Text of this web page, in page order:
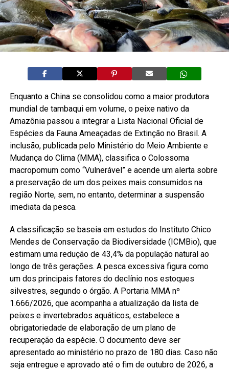
Enquanto a China se consolidou como a maior produtora
mundial de tambaqui em volume, o peixe nativo da
Amazônia passou a integrar a Lista Nacional Oficial de
Espécies da Fauna Ameaçadas de Extinção no Brasil. A
inclusão, publicada pelo Ministério do Meio Ambiente e
Mudança do Clima (MMA), classifica o Colossoma
macropomum como “Vulnerável” e acende um alerta sobre
a preservação de um dos peixes mais consumidos na
região Norte, sem, no entanto, determinar a suspensão
imediata da pesca.
A classificação se baseia em estudos do Instituto Chico
Mendes de Conservação da Biodiversidade (ICMBio), que
estimam uma redução de 43,4% da população natural ao
longo de três gerações. A pesca excessiva figura como
um dos principais fatores do declínio nos estoques
silvestres, segundo o órgão. A Portaria MMA nº
1.666/2026, que acompanha a atualização da lista de
peixes e invertebrados aquáticos, estabelece a
obrigatoriedade de elaboração de um plano de
recuperação da espécie. O documento deve ser
apresentado ao ministério no prazo de 180 dias. Caso não
seja entregue e aprovado até o fim de outubro de 2026, a